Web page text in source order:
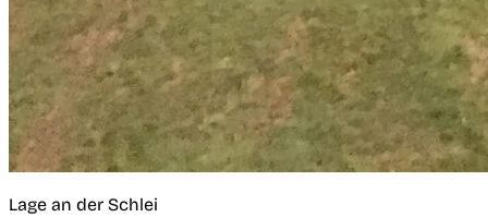
Lage an der Schlei